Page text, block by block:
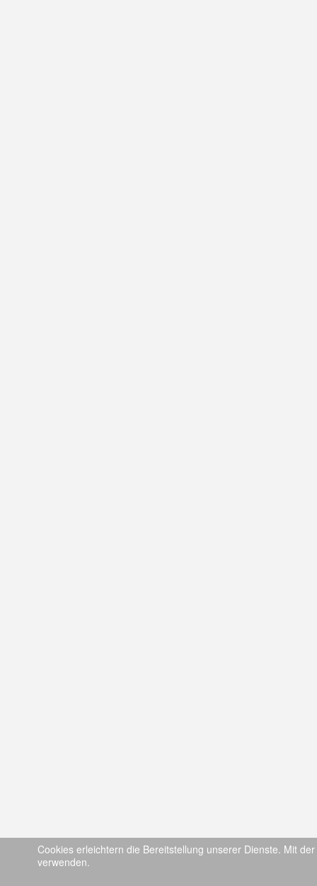
Cookies erleichtern die Bereitstellung unserer Dienste. Mit
verwenden.